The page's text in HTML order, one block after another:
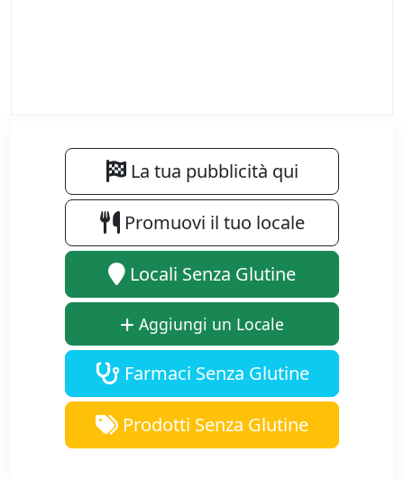
La tua pubblicità qui
Promuovi il tuo locale
Locali Senza Glutine
Aggiungi un Locale
Farmaci Senza Glutine
Prodotti Senza Glutine